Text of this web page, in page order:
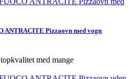
ANTRACITE Pizzaovn med vogn
med mange